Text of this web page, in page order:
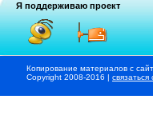
Я поддерживаю проект
Копирование материалов с
Copyright 2008-2016 |